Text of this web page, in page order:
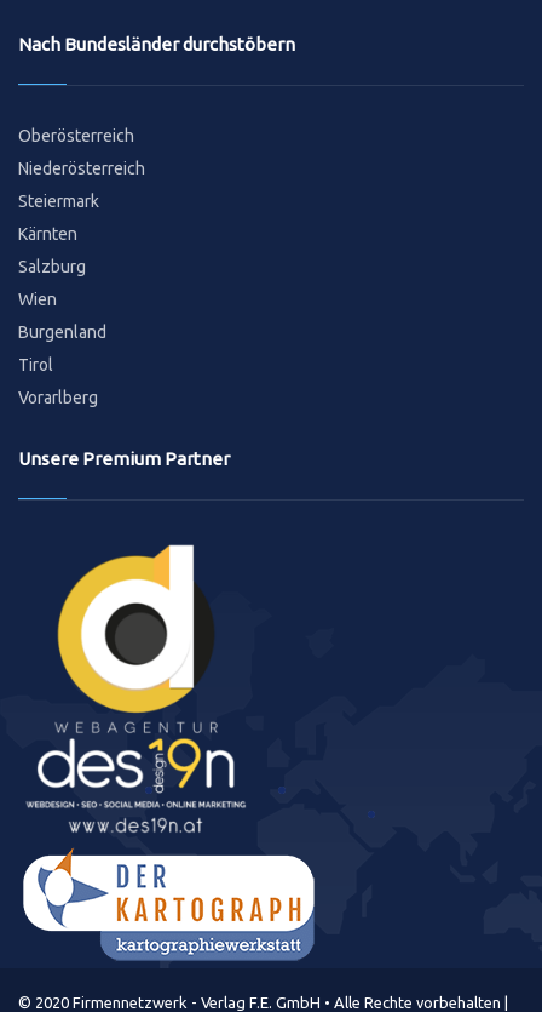
Nach Bundesländer durchstöbern
Oberösterreich
Niederösterreich
Steiermark
Kärnten
Salzburg
Wien
Burgenland
Tirol
Vorarlberg
Unsere Premium Partner
© 2020 Firmennetzwerk - Verlag F.E. GmbH • Alle Rechte vorbehalten |